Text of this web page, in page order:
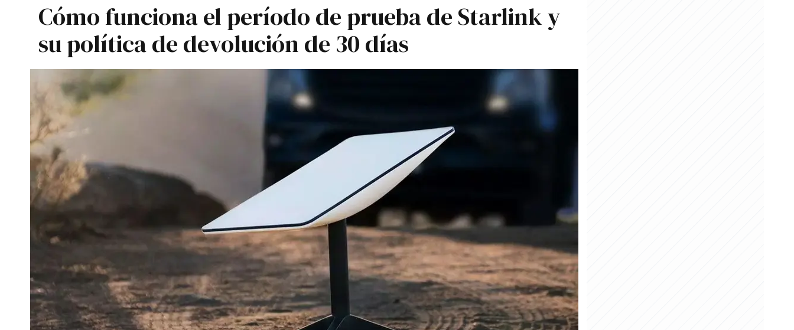
Cómo funciona el período de prueba de Starlink y
su política de devolución de 30 días